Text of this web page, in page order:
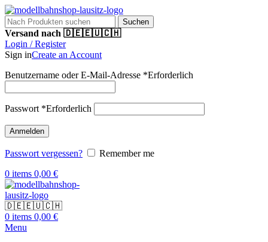
Suchen
Versand nach 🇩🇪🇪🇺🇨🇭
Login / Register
Sign inCreate an Account
Benutzername oder E-Mail-Adresse *Erforderlich
Passwort *Erforderlich
Anmelden
Passwort vergessen?
Remember me
0 items 0,00 €
🇩🇪🇪🇺🇨🇭
0 items 0,00 €
Menu